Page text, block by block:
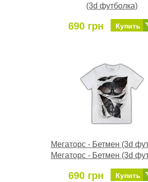
(3d футболка)
690 грн Купить
Мегаторс - Бетмен (3d
Мегаторс - Бетмен (3d
690 грн Купить